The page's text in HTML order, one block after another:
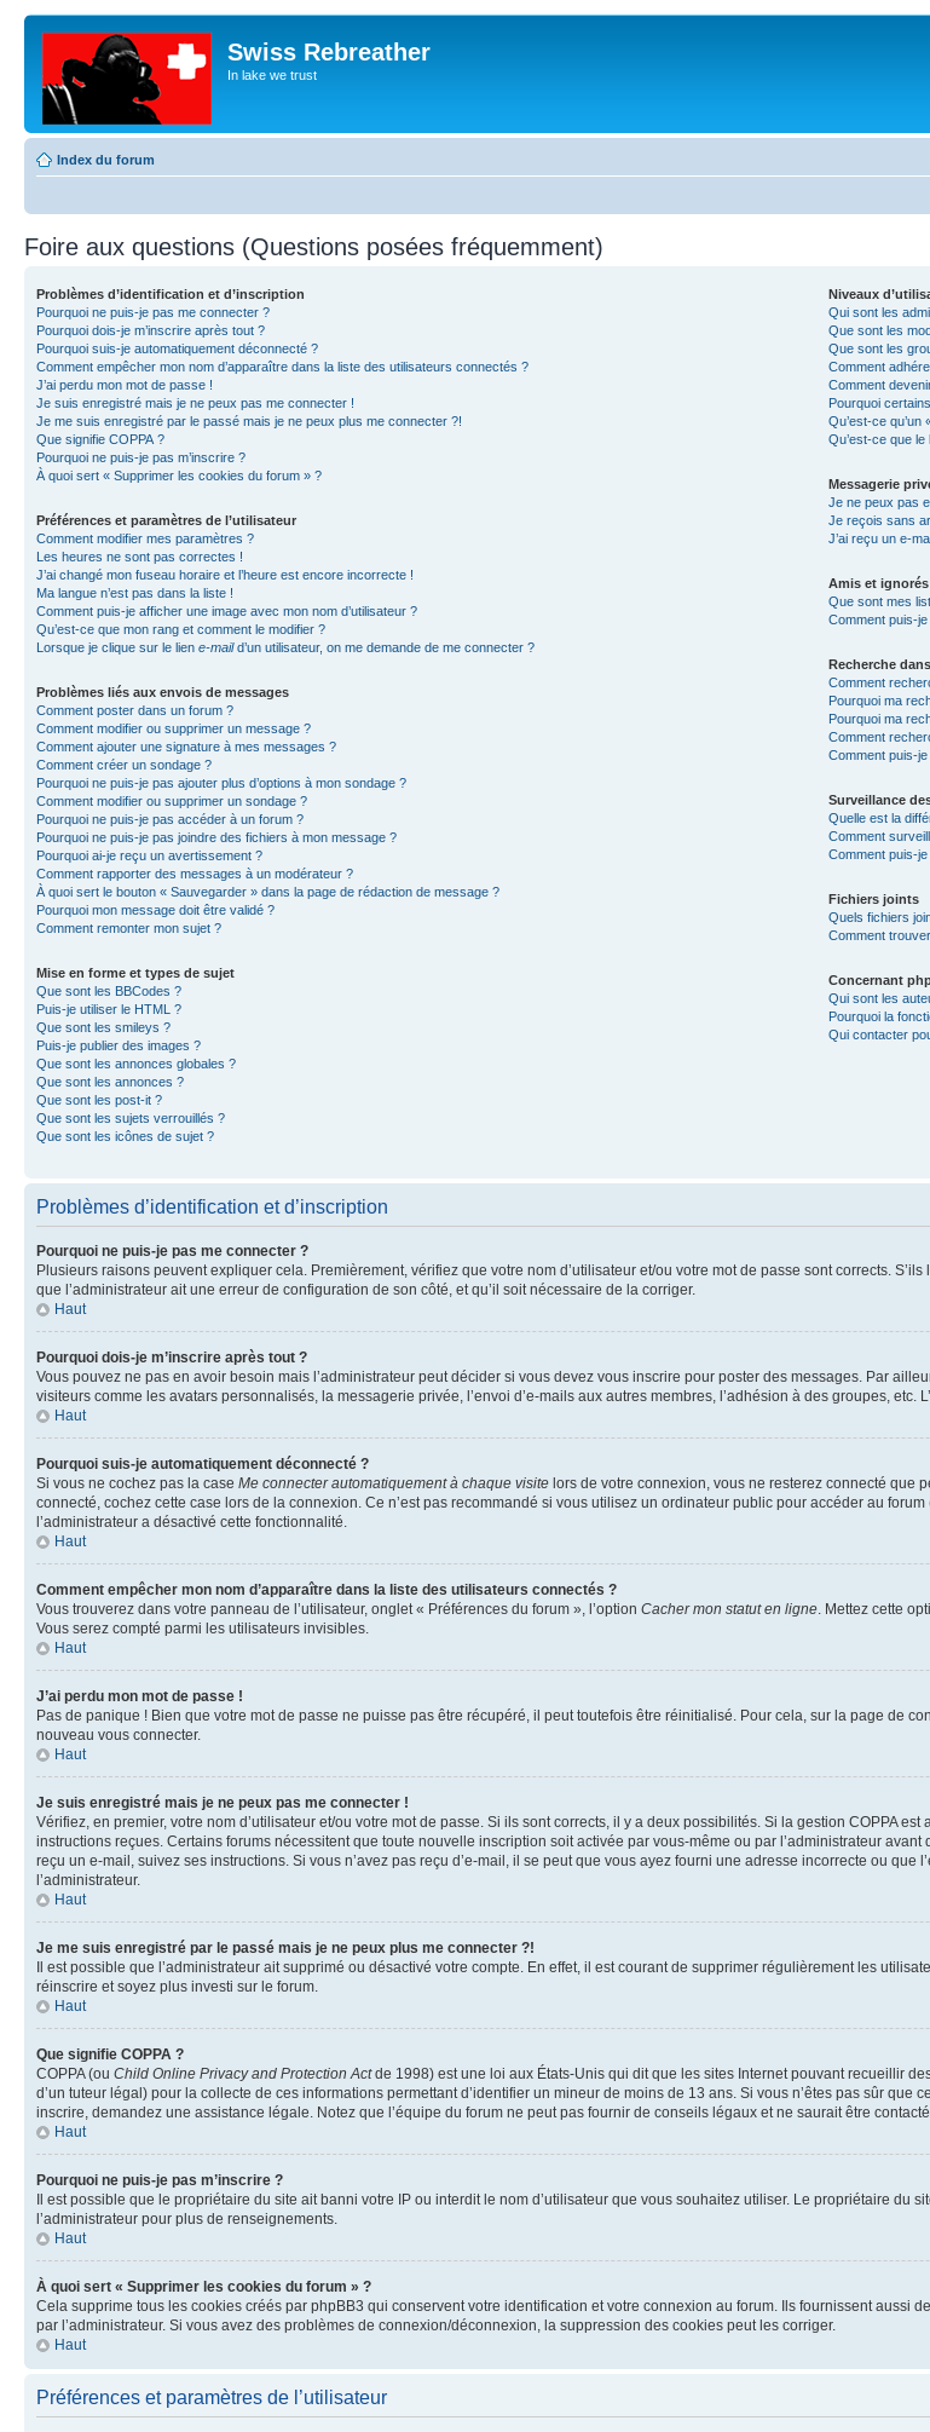
Swiss Rebreather
In lake we trust
Index du forum
Foire aux questions (Questions posées fréquemment)
Problèmes d’identification et d’inscription
Pourquoi ne puis-je pas me connecter ?
Pourquoi dois-je m’inscrire après tout ?
Pourquoi suis-je automatiquement déconnecté ?
Comment empêcher mon nom d’apparaître dans la liste des utilisateurs connectés ?
J’ai perdu mon mot de passe !
Je suis enregistré mais je ne peux pas me connecter !
Je me suis enregistré par le passé mais je ne peux plus me connecter ?!
Que signifie COPPA ?
Pourquoi ne puis-je pas m’inscrire ?
À quoi sert « Supprimer les cookies du forum » ?
Préférences et paramètres de l’utilisateur
Comment modifier mes paramètres ?
Les heures ne sont pas correctes !
J’ai changé mon fuseau horaire et l’heure est encore incorrecte !
Ma langue n’est pas dans la liste !
Comment puis-je afficher une image avec mon nom d’utilisateur ?
Qu’est-ce que mon rang et comment le modifier ?
Lorsque je clique sur le lien e-maild’un utilisateur, on me demande de me connecter ?
Problèmes liés aux envois de messages
Comment poster dans un forum ?
Comment modifier ou supprimer un message ?
Comment ajouter une signature à mes messages ?
Comment créer un sondage ?
Pourquoi ne puis-je pas ajouter plus d’options à mon sondage ?
Comment modifier ou supprimer un sondage ?
Pourquoi ne puis-je pas accéder à un forum ?
Pourquoi ne puis-je pas joindre des fichiers à mon message ?
Pourquoi ai-je reçu un avertissement ?
Comment rapporter des messages à un modérateur ?
À quoi sert le bouton « Sauvegarder » dans la page de rédaction de message ?
Pourquoi mon message doit être validé ?
Comment remonter mon sujet ?
Mise en forme et types de sujet
Que sont les BBCodes ?
Puis-je utiliser le HTML ?
Que sont les smileys ?
Puis-je publier des images ?
Que sont les annonces globales ?
Que sont les annonces ?
Que sont les post-it ?
Que sont les sujets verrouillés ?
Que sont les icônes de sujet ?
Niveaux
Qui sont les
Que sont les
Que sont les
Comment
Comment
Pourquoi
Qu’est-ce
Qu’est-ce que le
Messagerie
Je ne peux pas
Je reçois sans
J’ai reçu un e-
Amis et ignorés
Que sont mes
Comment puis-je
Recherche
Comment
Pourquoi ma
Pourquoi ma
Comment
Comment puis-
Surveillance
Quelle est la
Comment
Comment puis-
Fichiers joints
Quels fichiers
Comment
Concernant
Qui sont les
Pourquoi la
Qui contacter
Problèmes d’identification et d’inscription
Pourquoi ne puis-je pas me connecter ?
Plusieurs raisons peuvent expliquer cela. Premièrement, vérifiez que votre nom d’utilisateur et/ou votre mot de passe sont corrects.
que l’administrateur ait une erreur de configuration de son côté, et qu’il soit nécessaire de la corriger.
Haut
Pourquoi dois-je m’inscrire après tout ?
Vous pouvez ne pas en avoir besoin mais l’administrateur peut décider si vous devez vous inscrire pour poster des messages. Par
visiteurs comme les avatars personnalisés, la messagerie privée, l’envoi d’e-mails aux autres membres, l’adhésion à des groupes, etc.
Haut
Pourquoi suis-je automatiquement déconnecté ?
Si vous ne cochez pas la case Me connecter automatiquement à chaque visite lors de votre connexion, vous ne resterez connecté que
connecté, cochez cette case lors de la connexion. Ce n’est pas recommandé si vous utilisez un ordinateur public pour accéder au
l’administrateur a désactivé cette fonctionnalité.
Haut
Comment empêcher mon nom d’apparaître dans la liste des utilisateurs connectés ?
Vous trouverez dans votre panneau de l’utilisateur, onglet « Préférences du forum », l’option Cacher mon statut en ligne. Mettez cette
Vous serez compté parmi les utilisateurs invisibles.
Haut
J’ai perdu mon mot de passe !
Pas de panique ! Bien que votre mot de passe ne puisse pas être récupéré, il peut toutefois être réinitialisé. Pour cela, sur la page de
nouveau vous connecter.
Haut
Je suis enregistré mais je ne peux pas me connecter !
Vérifiez, en premier, votre nom d’utilisateur et/ou votre mot de passe. Si ils sont corrects, il y a deux possibilités. Si la gestion COPPA
instructions reçues. Certains forums nécessitent que toute nouvelle inscription soit activée par vous-même ou par l’administrateur
reçu un e-mail, suivez ses instructions. Si vous n’avez pas reçu d’e-mail, il se peut que vous ayez fourni une adresse incorrecte ou
l’administrateur.
Haut
Je me suis enregistré par le passé mais je ne peux plus me connecter ?!
Il est possible que l’administrateur ait supprimé ou désactivé votre compte. En effet, il est courant de supprimer régulièrement les
réinscrire et soyez plus investi sur le forum.
Haut
Que signifie COPPA ?
COPPA (ou Child Online Privacy and Protection Actde 1998) est une loi aux États-Unis qui dit que les sites Internet pouvant recueillir
d’un tuteur légal) pour la collecte de ces informations permettant d’identifier un mineur de moins de 13 ans. Si vous n’êtes pas sûr
inscrire, demandez une assistance légale. Notez que l’équipe du forum ne peut pas fournir de conseils légaux et ne saurait être
Haut
Pourquoi ne puis-je pas m’inscrire ?
Il est possible que le propriétaire du site ait banni votre IP ou interdit le nom d’utilisateur que vous souhaitez utiliser. Le propriétaire
l’administrateur pour plus de renseignements.
Haut
À quoi sert « Supprimer les cookies du forum » ?
Cela supprime tous les cookies créés par phpBB3 qui conservent votre identification et votre connexion au forum. Ils fournissent aussi
par l’administrateur. Si vous avez des problèmes de connexion/déconnexion, la suppression des cookies peut les corriger.
Haut
Préférences et paramètres de l’utilisateur